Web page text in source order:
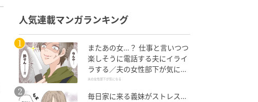
人気連載マンガランキング
またあの女…？ 仕事と言いつつ
楽しそうに電話する夫にイライ
ラする／夫の女性部下が気にな
る（1）【夫婦の危機 まんが】
夫の女性部下が気になる
毎日家に来る義妹がストレス…